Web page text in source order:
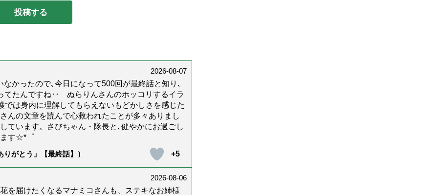
2026-08-07
かったので､今日になって500回が最終話と知り､
たんですね･･ ぬらりんさんのホッコリするイラ
は身内に理解してもらえないもどかしさを感じた
んの文章を読んで心救われたことが多々ありまし
ています。さびちゃん・隊長と､健やかにお過ごし
ます☆*゜
がとう」【最終話】）
+5
2026-08-06
を届けたくなるマナミコさんも、ステキなお姉様